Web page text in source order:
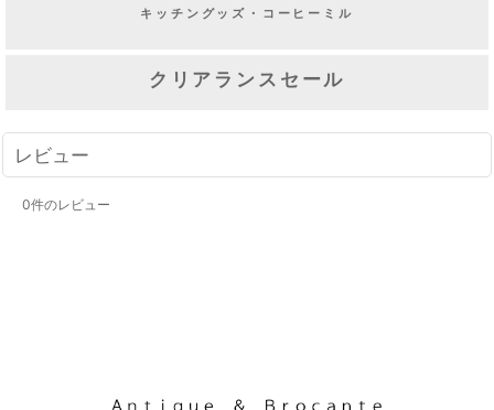
キッチングッズ・コーヒーミル
クリアランスセール
レビュー
0件のレビュー